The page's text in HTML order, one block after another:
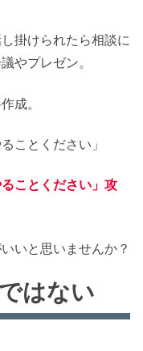
掛けられたら相談に
やプレゼン。
成。
ことください」
ることください」攻
いと思いませんか？
はない